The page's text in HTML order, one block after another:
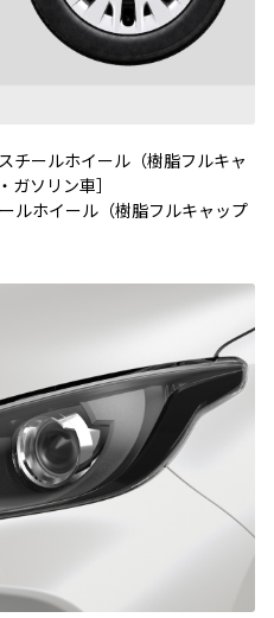
ールホイール（樹脂フルキャ
ソリン車］
ルホイール（樹脂フルキャップ